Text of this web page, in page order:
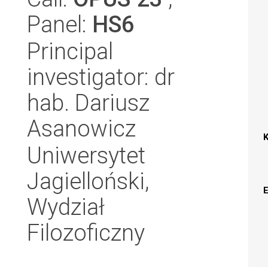
Panel: HS6
Principal
investigator: dr
hab. Dariusz
Asanowicz
Uniwersytet
Jagielloński,
Wydział
Filozoficzny